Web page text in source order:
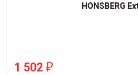
HONSBERG
1 502 ₽